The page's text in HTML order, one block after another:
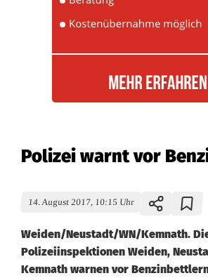
Polizei warnt vor
14. August 2017, 10:15 Uhr
Weiden/Neustadt/WN/Kemnath.
Polizeiinspektionen Weiden,
Kemnath warnen vor